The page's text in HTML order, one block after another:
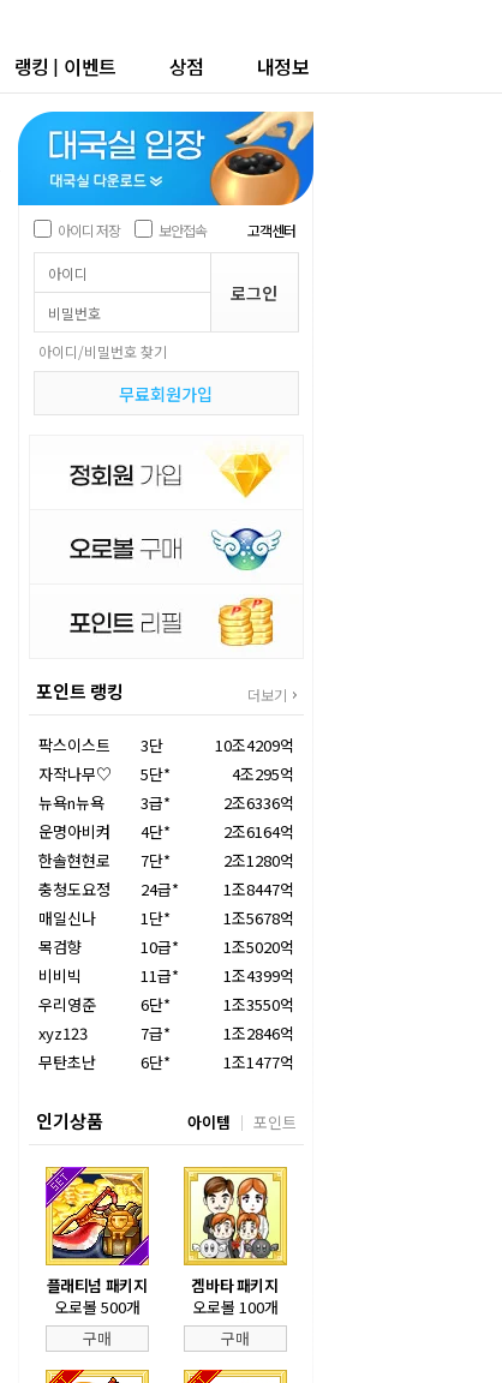
랭킹 | 이벤트 상점 내정보
아이디 저장 보안접속 고객센터
아이디/비밀번호 찾기
무료회원가입
포인트 랭킹 더보기
팍스이스트 3단
10조4209억
자작나무♡
5단*
4조295억
뉴욕n뉴욕
3급*
2조6336억
운명아비켜
4단*
2조6164억
한솔현현로
7단*
2조1280억
충청도요정
24급*
1조8447억
매일신나
1단*
1조5678억
목검향
10급*
1조5020억
비비빅
11급*
1조4399억
우리영준
6단*
1조3550억
xyz123
7급*
1조2846억
무탄초난
6단* 1조1477억
인기상품 아이템 포인트
플래티넘 패키지
오로볼 500개
구매
겜바타 패키지
오로볼 100개
구매